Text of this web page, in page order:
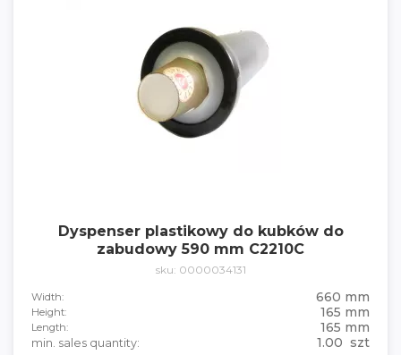
Dyspenser plastikowy do kubków do
zabudowy 590 mm C2210C
sku: 0000034131
Width: 660 mm
Height: 165 mm
Length: 165 mm
min. sales quantity: 1.00 szt